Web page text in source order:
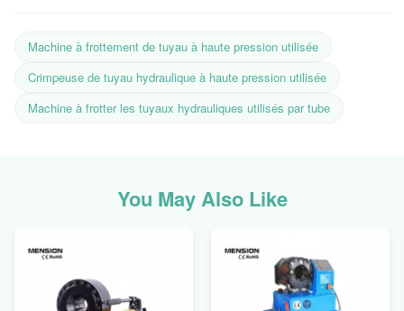
Machine à frottement de tuyau à haute pression utilisée
Crimpeuse de tuyau hydraulique à haute pression utilisée
Machine à frotter les tuyaux hydrauliques utilisés par tube
You May Also Like